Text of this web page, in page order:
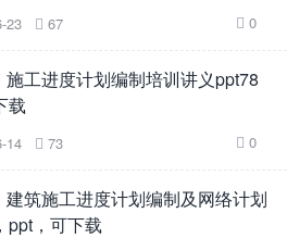
23  67  0
施工进度计划编制培训讲义ppt78
载
14  73  0
建筑施工进度计划编制及网络计划
ppt，可下载